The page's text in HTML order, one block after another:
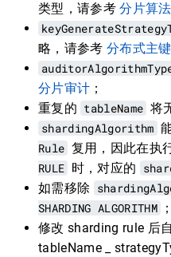
类型，请参考分片算法
略，请参考 分布式主键
分片审计 ；
重复的 tableName 将
shardingAlgorithm
Rule 复用，因此在执
RULE 时，对应的
如需移除
SHARDING ALGORITHM ；
修改 sharding rule 后
tableName _